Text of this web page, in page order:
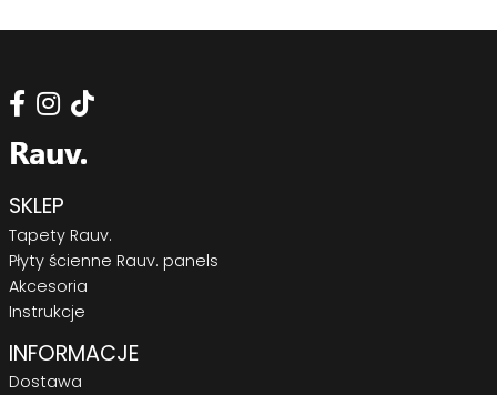
SKLEP
Tapety Rauv.
Płyty ścienne Rauv. panels
Akcesoria
Instrukcje
INFORMACJE
Dostawa